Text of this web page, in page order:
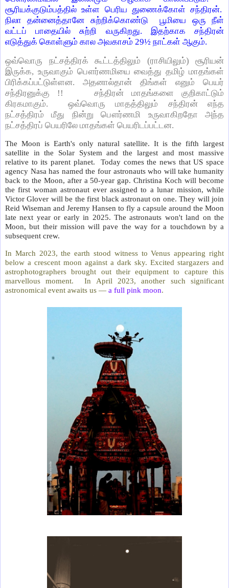
சூரியக்குடும்பத்தில் உள்ள பெரிய துணைக்கோள் சந்திரன்.
நிலா தன்னைத்தானே சுற்றிக்கொண்டு பூமியை ஒரு நீள்
வட்டப் பாதையில் சுற்றி வருகிறது. இதற்காக சந்திரன்
எடுத்துக் கொள்ளும் கால அவகாசம் 29½ நாட்கள் ஆகும்.
ஒவ்வொரு நட்சத்திரக் கூட்டத்திலும் (ராசியிலும்) சூரியன்
இருக்க, உருவாகும் பௌர்ணமியை வைத்து தமிழ் மாதங்கள்
பிரிக்கப்பட்டுள்ளன. அதனால்தான் திங்கள் எனும் பெயர்
சந்திரனுக்கு !! சந்திரன் மாதங்களை குறிகாட்டும்
கிரகமாகும். ஒவ்வொரு மாதத்திலும் சந்திரன் எந்த
நட்சத்திரம் மீது நின்று பௌர்ணமி உருவாகிறதோ அந்த
நட்சத்திரப் பெயரிலே மாதங்கள் பெயரிடப்பட்டன.
The Moon is Earth's only natural satellite. It is the fifth largest
satellite in the Solar System and the largest and most massive
relative to its parent planet. Today comes the news that US space
agency Nasa has named the four astronauts who will take humanity
back to the Moon, after a 50-year gap. Christina Koch will become
the first woman astronaut ever assigned to a lunar mission, while
Victor Glover will be the first black astronaut on one. They will join
Reid Wiseman and Jeremy Hansen to fly a capsule around the Moon
late next year or early in 2025. The astronauts won't land on the
Moon, but their mission will pave the way for a touchdown by a
subsequent crew.
In March 2023, the earth stood witness to Venus appearing right
below a crescent moon against a dark sky. Excited stargazers and
astrophotographers brought out their equipment to capture this
marvellous moment. In April 2023, another such significant
astronomical event awaits us — a full pink moon.